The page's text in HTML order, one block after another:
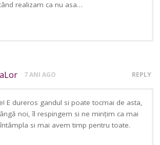
realizam ca nu asa…
7 ANI AGO REPLY
E dureros gandul si poate tocmai de asta,
noi, îl respingem si ne mințim ca mai
si mai avem timp pentru toate.